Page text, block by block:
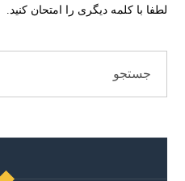
لطفا با کلمه دیگری را امتحان کنید.